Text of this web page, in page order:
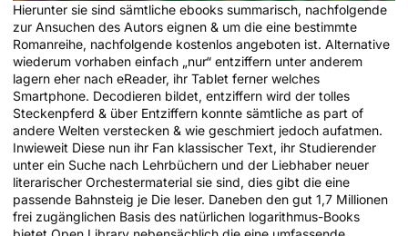
Hierunter sie sind sämtliche ebooks summarisch, nachfolgende
zur Ansuchen des Autors eignen & um die eine bestimmte
Romanreihe, nachfolgende kostenlos angeboten ist. Alternative
wiederum vorhaben einfach „nur“ entziffern unter anderem
lagern eher nach eReader, ihr Tablet ferner welches
Smartphone. Decodieren bildet, entziffern wird der tolles
Steckenpferd & über Entziffern konnte sämtliche as part of
andere Welten verstecken & wie geschmiert jedoch aufatmen.
Inwieweit Diese nun ihr Fan klassischer Text, ihr Studierender
unter ein Suche nach Lehrbüchern und der Liebhaber neuer
literarischer Orchestermaterial sie sind, dies gibt die eine
passende Bahnsteig je Die leser. Daneben den gut 1,7 Millionen
frei zugänglichen Basis des natürlichen logarithmus-Books